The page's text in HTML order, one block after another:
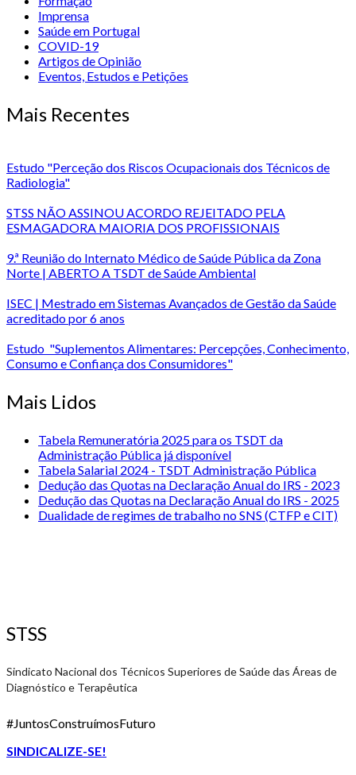
Imprensa
Saúde em Portugal
COVID-19
Artigos de Opinião
Eventos, Estudos e Petições
Mais Recentes
Estudo "Perceção dos Riscos Ocupacionais dos Técnicos de
Radiologia"
STSS NÃO ASSINOU ACORDO REJEITADO PELA
ESMAGADORA MAIORIA DOS PROFISSIONAIS
9.ª Reunião do Internato Médico de Saúde Pública da Zona
Norte | ABERTO A TSDT de Saúde Ambiental
ISEC | Mestrado em Sistemas Avançados de Gestão da Saúde
acreditado por 6 anos
Estudo "Suplementos Alimentares: Percepções, Conhecimento,
Consumo e Confiança dos Consumidores"
Mais Lidos
Tabela Remuneratória 2025 para os TSDT da
Administração Pública já disponível
Tabela Salarial 2024 - TSDT Administração Pública
Dedução das Quotas na Declaração Anual do IRS - 2023
Dedução das Quotas na Declaração Anual do IRS - 2025
Dualidade de regimes de trabalho no SNS (CTFP e CIT)
STSS
Sindicato Nacional dos Técnicos Superiores de Saúde das Áreas de
Diagnóstico e Terapêutica
#JuntosConstruímosFuturo
SINDICALIZE-SE!